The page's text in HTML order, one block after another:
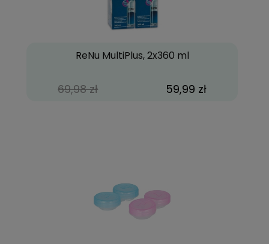
ReNu MultiPlus, 2x360 ml
69,98 zł 59,99 zł